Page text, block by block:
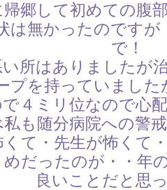
郷して初めての腹
は無かったのです
で！
所はありましたが
プを持っていまし
４ミリ位なので心
も随分病院への警
くて・先生が怖くて
だったのが・・年
良いことだと思